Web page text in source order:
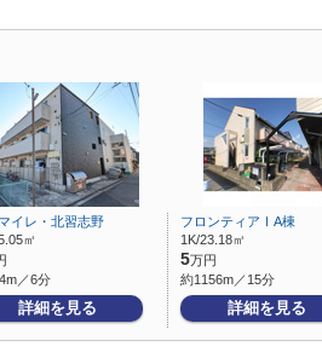
イレ・北習志野
㎡
／6分
詳細を見る
フロンティアⅠA棟
1K/23.18㎡
5万円
約1156m／15分
詳細を見る